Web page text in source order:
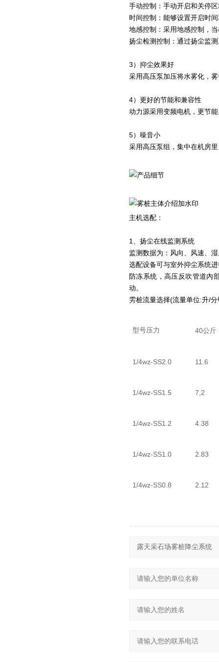
手动控制：手动开启和关停
时间控制：能够设置开启时
地感控制：采用地感控制，
扬尘检测控制：通过扬尘监
3）抑尘效果好
采用高压泵加压将水雾化，
4）更好的节能和兼容性
动力源采用变频电机，更节
5）噪音小
采用高压泵组，集中在机房
主机选配：
1、扬尘在线监测系统
监测数据为：风向、风速、
选配设备可与室外抑尘系统
防冻系统，高压反吹管道內
动。
雱桩流量选择(流量单位:升/分
型号压力 40公斤
1/4wz-SS2.0 11.6
1/4wz-SS1.5 7,2
1/4wz-SS1.2 4.38
1/4wz-SS1.0 2.83
1/4wz-SS0.8 2.12